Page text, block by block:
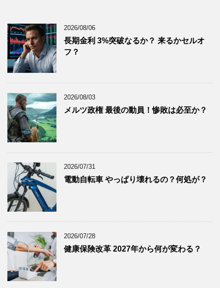
2025年10月(10)
2025年9月(9)
2025年8月
2025年6月(9)
2025年5月
(8)
2025年4月
2025年3月
2025年1月(8)
2024年12月(8)
2024年11月
2024年10月
2024年9月(9)
2024年8月(9)
2024年7月(9)
2024年6月
2024年5月
2026/08/06
長期金利 3%突破なるか？ 来るかセルオ
フ？
2026/08/03
メルツ政権 最後の動員！惨敗は必至か？
2026/07/31
電動自転車 やっぱり壊れるの？何処が？
2026/07/28
健康保険改革 2027年から何が変わる？